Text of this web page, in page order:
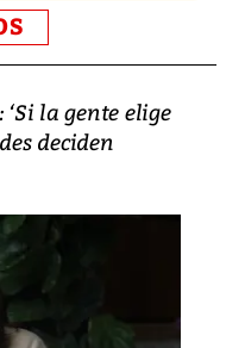
la gente elige
deciden